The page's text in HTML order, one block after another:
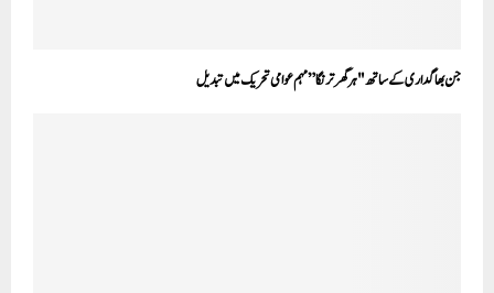
جن بھاگداری کے ساتھ "ہر گھر ترنگا” مہم عوامی تحریک میں تبدیل